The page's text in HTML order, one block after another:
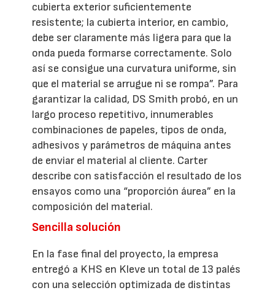
cubierta exterior suficientemente
resistente; la cubierta interior, en cambio,
debe ser claramente más ligera para que la
onda pueda formarse correctamente. Solo
así se consigue una curvatura uniforme, sin
que el material se arrugue ni se rompa”. Para
garantizar la calidad, DS Smith probó, en un
largo proceso repetitivo, innumerables
combinaciones de papeles, tipos de onda,
adhesivos y parámetros de máquina antes
de enviar el material al cliente. Carter
describe con satisfacción el resultado de los
ensayos como una “proporción áurea” en la
composición del material.
Sencilla solución
En la fase final del proyecto, la empresa
entregó a KHS en Kleve un total de 13 palés
con una selección optimizada de distintas